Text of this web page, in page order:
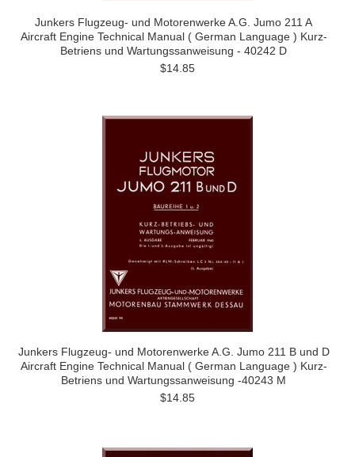
Junkers Flugzeug- und Motorenwerke A.G. Jumo 211 A
Aircraft Engine Technical Manual ( German Language ) Kurz-
Betriens und Wartungssanweisung - 40242 D
$14.85
Junkers Flugzeug- und Motorenwerke A.G. Jumo 211 B und D
Aircraft Engine Technical Manual ( German Language ) Kurz-
Betriens und Wartungssanweisung -40243 M
$14.85